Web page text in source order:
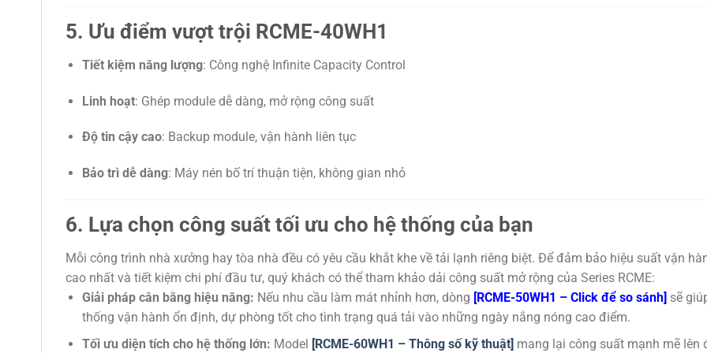
5. Ưu điểm vượt trội RCME-40WH1
Tiết kiệm năng lượng: Công nghệ Infinite Capacity Control
Linh hoạt: Ghép module dễ dàng, mở rộng công suất
Độ tin cậy cao: Backup module, vận hành liên tục
Bảo trì dễ dàng: Máy nén bố trí thuận tiện, không gian nhỏ
6. Lựa chọn công suất tối ưu cho hệ thống của bạn
Mỗi công trình nhà xưởng hay tòa nhà đều có yêu cầu khắt khe về tải lạnh riêng biệt. Để đảm bảo hiệu suất vận
cao nhất và tiết kiệm chi phí đầu tư, quý khách có thể tham khảo dải công suất mở rộng của Series RCME:
Giải pháp cân bằng hiệu năng: Nếu nhu cầu làm mát nhỉnh hơn, dòng [RCME-50WH1 – Click để so sánh] sẽ
thống vận hành ổn định, dự phòng tốt cho tình trạng quá tải vào những ngày nắng nóng cao điểm.
Tối ưu diện tích cho hệ thống lớn: Model [RCME-60WH1 – Thông số kỹ thuật] mang lại công suất mạnh mẽ lên